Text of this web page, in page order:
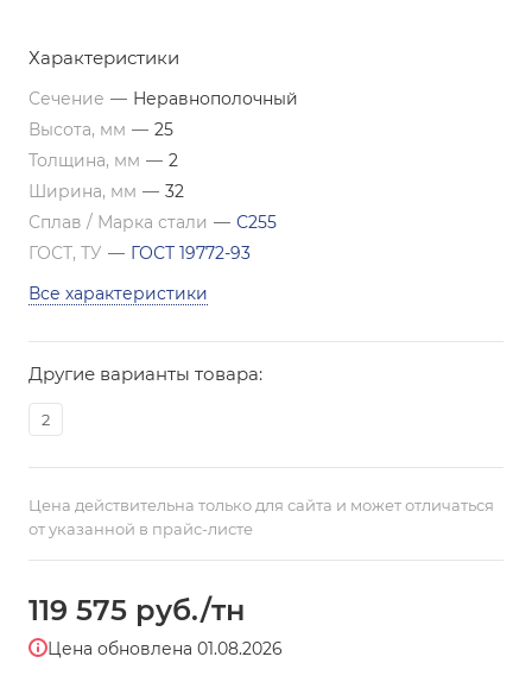
Характеристики
Сечение — Неравнополочный
Высота, мм — 25
Толщина, мм — 2
Ширина, мм — 32
Сплав / Марка стали — С255
ГОСТ, ТУ — ГОСТ 19772-93
Все характеристики
Другие варианты товара:
2
Цена действительна только для сайта и может отличаться
от указанной в прайс-листе
119 575 руб./тн
Цена обновлена 01.08.2026